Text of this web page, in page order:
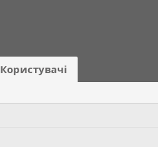
Користувачі